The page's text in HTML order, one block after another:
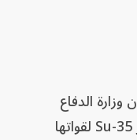
الدفاع
الإيرانية طلبت 48 مقاتلة من طراز Su-35 لقواتها